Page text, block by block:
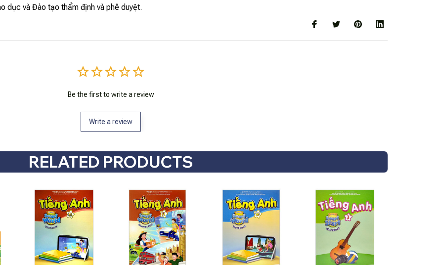
dục và Đào tạo thẩm định và phê duyệt.
Be the first to write a review
Write a review
RELATED PRODUCTS